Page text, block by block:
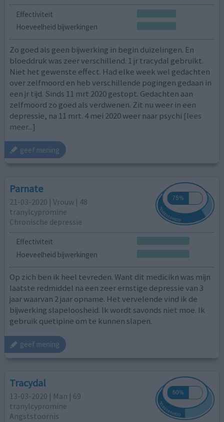
Effectiviteit
Hoeveelheid bijwerkingen
Zo goed als geen bijwerking in begin duizelingen. En
bloeddruk was zeer verschillend. 1 jr tracydal gebruikt.
Niet het gewenste effect. Had elke week wel gedachten
over zelfmoord en heb verschillende pogingen gedaan in
een jr tijd. Sinds 11 mrt 2020 gestopt. Gedachten aan
zelfmoord zo goed als verdwenen. Zit nu weer in een
depressie, na 11 mrt. 4 mei 2020 weer naar psychi [lees
meer...]
geef mening
Parnate
21-03-2020 | Vrouw | 48
tranylcypromine
Chronische depressie
Effectiviteit
Hoeveelheid bijwerkingen
Op zich ben ik heel tevreden. Want dit medicikn was mijn
laatste redmiddel na een zeer ernstige depressie van 3
jaar waarvan 2 jaar opname. Het vervelende vind ik de
bijwerking slapeloosheid. Ik wordt savonds niet moe. Ik
gebruik quetipine om te kunnen slapen.
geef mening
Tracydal
13-03-2020 | Man | 69
tranylcypromine
Angststoornis